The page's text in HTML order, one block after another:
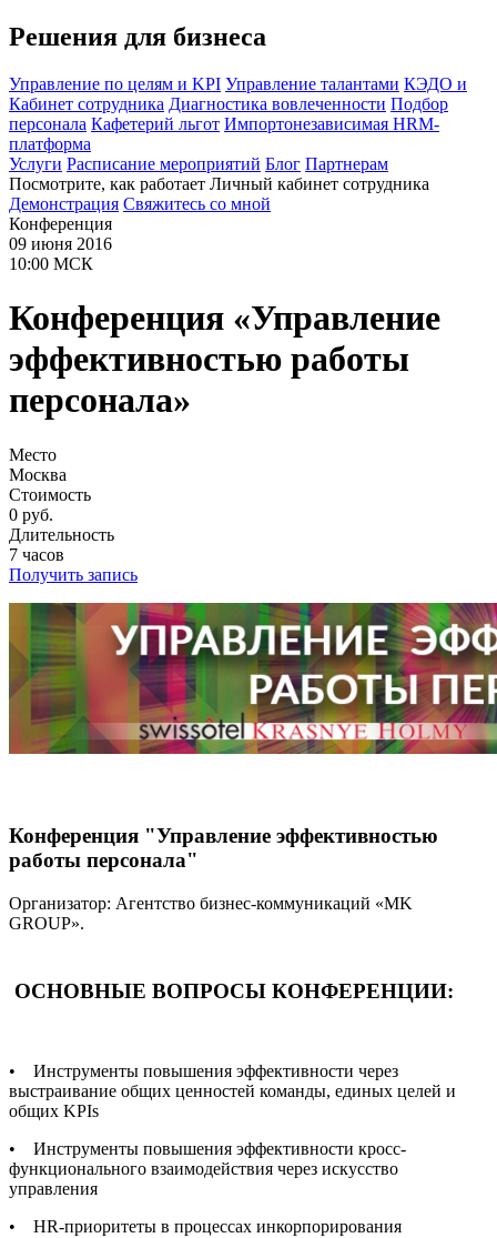
Решения для бизнеса
Управление по целям и KPI Управление талантами КЭДО и
Кабинет сотрудника Диагностика вовлеченности Подбор
персонала Кафетерий льгот Импортонезависимая HRM-
платформа
Услуги Расписание мероприятий Блог Партнерам
Посмотрите, как работает Личный кабинет сотрудника
Демонстрация Свяжитесь со мной
Конференция
09 июня 2016
10:00 МСК
Конференция «Управление
эффективностью работы
персонала»
Место
Москва
Стоимость
0 руб.
Длительность
7 часов
Получить запись
Конференция "Управление эффективностью
работы персонала"
Организатор: Агентство бизнес-коммуникаций «MK
GROUP».
ОСНОВНЫЕ ВОПРОСЫ КОНФЕРЕНЦИИ:
• Инструменты повышения эффективности через
выстраивание общих ценностей команды, единых целей и
общих KPIs
• Инструменты повышения эффективности кросс-
функционального взаимодействия через искусство
управления
• HR-приоритеты в процессах инкорпорирования